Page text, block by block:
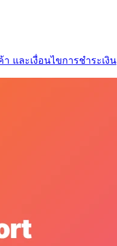
และเงื่อนไขการชำระเงิน